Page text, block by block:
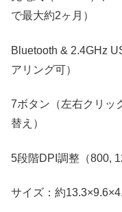
で最大約2ヶ月）
Bluetooth & 2.4GHz
アリング可）
7ボタン（左右クリッ
替え）
5段階DPI調整（800,
サイズ：約